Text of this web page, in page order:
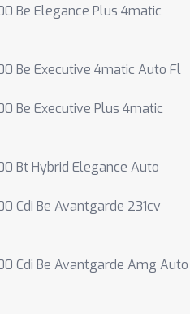
Be Elegance Plus 4matic
Be Executive 4matic Auto Fl
Be Executive Plus 4matic
Bt Hybrid Elegance Auto
Cdi Be Avantgarde 231cv
Cdi Be Avantgarde Amg Auto